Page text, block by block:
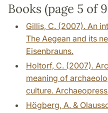
Books (page 5 of
Gillis, C. (2007). An
The Aegean and its
Eisenbrauns.
Holtorf, C. (2007).
meaning of
culture.
Högberg, A. &